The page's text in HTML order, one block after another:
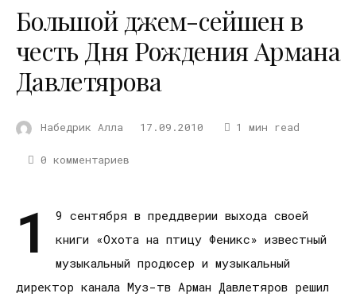
Большой джем-сейшен в
честь Дня Рождения Армана
Давлетярова
Набедрик Алла 17.09.2010 1 мин read
0 комментариев
1
9 сентября в преддверии выхода своей
книги «Охота на птицу Феникс» известный
музыкальный продюсер и музыкальный
директор канала Муз-тв Арман Давлетяров решил